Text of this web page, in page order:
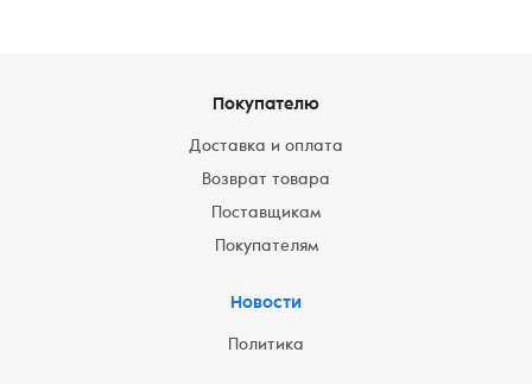
Покупателю
Доставка и оплата
Возврат товара
Поставщикам
Покупателям
Новости
Политика